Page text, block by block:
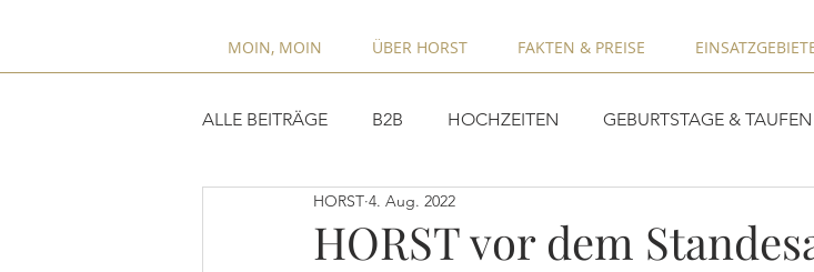
MOIN, MOIN ÜBER HORST FAKTEN & PREISE
ALLE BEITRÄGE B2B HOCHZEITEN GEBURTSTAGE & TAUFEN
HORST vor dem
HORST 4. Aug. 2022